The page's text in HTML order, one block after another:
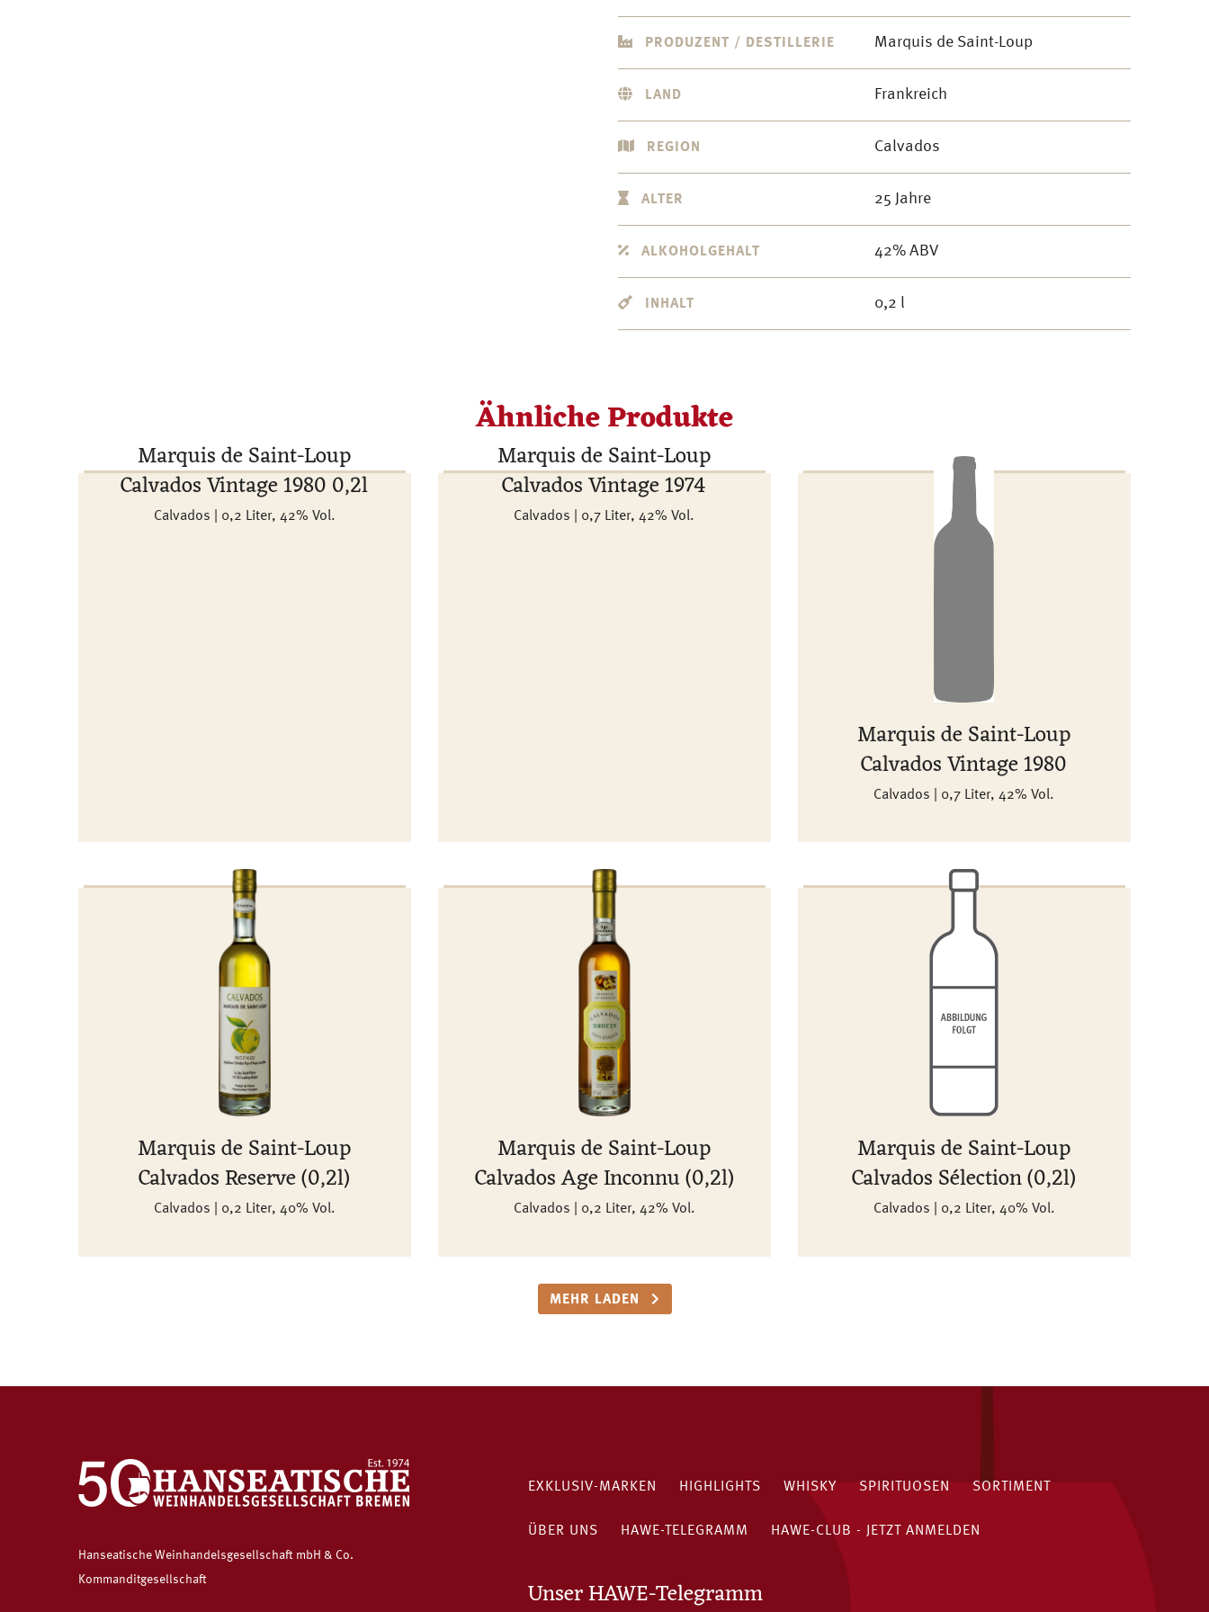
PRODUZENT / DESTILLERIE Marquis de Saint-Loup
LAND Frankreich
REGION Calvados
ALTER 25 Jahre
ALKOHOLGEHALT 42% ABV
INHALT 0,2 l
Ähnliche Produkte
Marquis de Saint-Loup
Calvados Vintage 1980 0,2l
Calvados | 0,2 Liter, 42% Vol.
Marquis de Saint-Loup
Calvados Vintage 1974
Calvados | 0,7 Liter, 42% Vol.
Marquis de Saint-Loup
Calvados Vintage 1980
Calvados | 0,7 Liter, 42% Vol.
Marquis de Saint-Loup
Calvados Reserve (0,2l)
Calvados | 0,2 Liter, 40% Vol.
Marquis de Saint-Loup
Calvados Age Inconnu (0,2l)
Calvados | 0,2 Liter, 42% Vol.
Marquis de Saint-Loup
Calvados Sélection (0,2l)
Calvados | 0,2 Liter, 40% Vol.
MEHR LADEN
Hanseatische Weinhandelsgesellschaft mbH & Co.
Kommanditgesellschaft
EXKLUSIV-MARKEN HIGHLIGHTS WHISKY SPIRITUOSEN SORTIMENT
ÜBER UNS HAWE-TELEGRAMM HAWE-CLUB - JETZT ANMELDEN
Unser HAWE-Telegramm